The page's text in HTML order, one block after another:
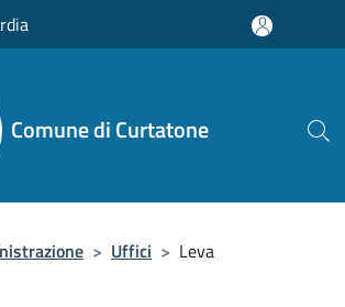
Comune di Curtatone
> Uffici > Leva